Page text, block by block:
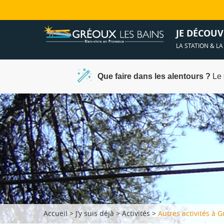
JE
LA STATION &
Que faire dans les alentours ?
Accueil> J’y suis déjà>Activités > Autres activités à